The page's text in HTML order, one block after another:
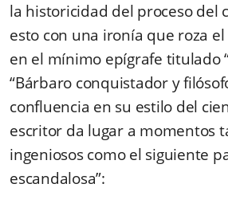
la historicidad del proceso del
esto con una ironía que roza
en el mínimo epígrafe titulado
“Bárbaro conquistador y
confluencia en su estilo del
escritor da lugar a momentos
ingeniosos como el siguiente
escandalosa”: